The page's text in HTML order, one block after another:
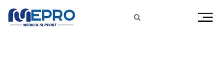
